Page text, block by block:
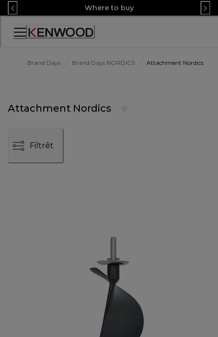
Skip
to
Content
Where to buy
Accessibility
Brand Days Brand Days NORDICS Attachment Nordics
Attachment Nordics
Filtrēt